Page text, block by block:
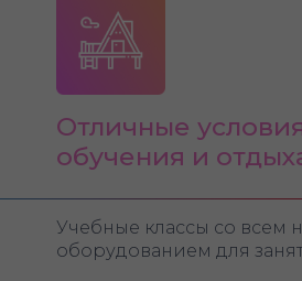
Отличные
обучения и
Учебные классы со всем
оборудованием для